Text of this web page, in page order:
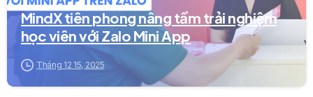
MindX tiên phong nâng tầm trải nghiệm
học viên với Zalo Mini App
Tháng 12 15, 2025